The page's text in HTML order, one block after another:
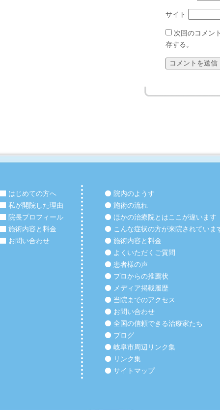
サイト
次回のコメン
存する。
はじめての方へ
私が開院した理由
院長プロフィール
施術内容と料金
お問い合わせ
院内のようす
施術の流れ
ほかの治療院とはここが違います
こんな症状の方が来院されていま
施術内容と料金
よくいただくご質問
患者様の声
プロからの推薦状
メディア掲載履歴
当院までのアクセス
お問い合わせ
全国の信頼できる治療家たち
ブログ
岐阜市周辺リンク集
リンク集
サイトマップ